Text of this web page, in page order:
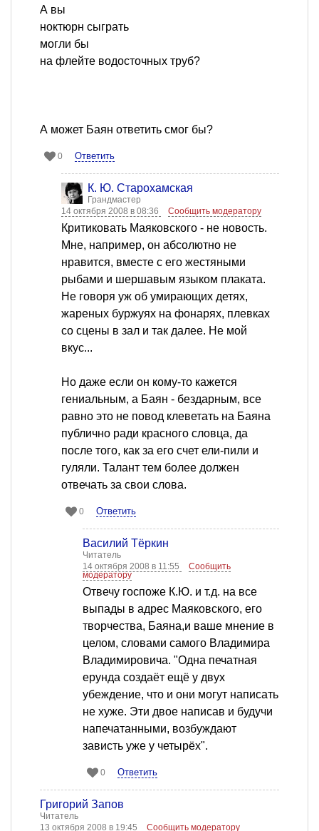
А вы
ноктюрн сыграть
могли бы
на флейте водосточных труб?
А может Баян ответить смог бы?
0 Ответить
К. Ю. Старохамская
Грандмастер
14 октября 2008 в 08:36
Сообщить модератору
Критиковать Маяковского - не новость.
Мне, например, он абсолютно не
нравится, вместе с его жестяными
рыбами и шершавым языком плаката.
Не говоря уж об умирающих детях,
жареных буржуях на фонарях, плевках
со сцены в зал и так далее. Не мой
вкус...
Но даже если он кому-то кажется
гениальным, а Баян - бездарным, все
равно это не повод клеветать на Баяна
публично ради красного словца, да
после того, как за его счет ели-пили и
гуляли. Талант тем более должен
отвечать за свои слова.
0 Ответить
Василий Тёркин
Читатель
14 октября 2008 в 11:55
Сообщить
модератору
Отвечу госпоже К.Ю. и т.д. на все
выпады в адрес Маяковского, его
творчества, Баяна,и ваше мнение в
целом, словами самого Владимира
Владимировича. "Одна печатная
ерунда создаёт ещё у двух
убеждение, что и они могут написать
не хуже. Эти двое написав и будучи
напечатанными, возбуждают
зависть уже у четырёх".
0 Ответить
Григорий Запов
Читатель
13 октября 2008 в 19:45
Сообщить модератору